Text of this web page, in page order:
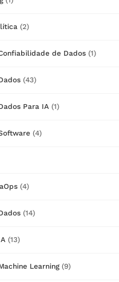
(2)
de Dados (1)
(43)
Para IA (1)
(4)
(4)
(14)
(13)
Learning(9)